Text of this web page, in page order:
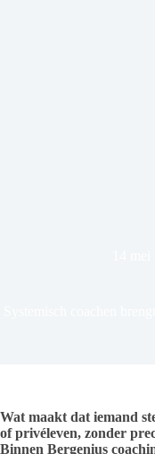
Wat maakt dat iemand
of privéleven, zonder
Binnen Bergenius